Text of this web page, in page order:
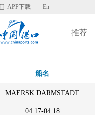
APP下载 En
推荐
船名
MAERSK DARMSTADT
04.17-04.18